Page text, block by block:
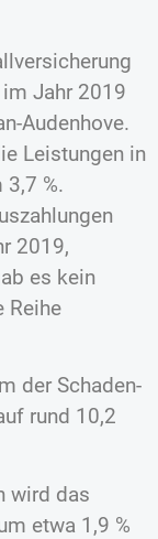
Jahr 2019
Audenhove.
Leistungen in
3,7 %.
2019,
es kein
Reihe
der Schaden-
rund 10,2
wird das
etwa 1,9 %